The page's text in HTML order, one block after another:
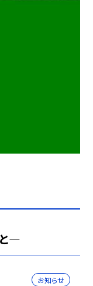
—
お知らせ